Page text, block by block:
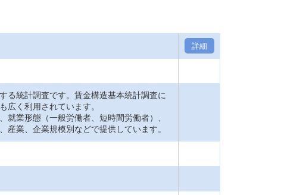
詳細
る統計調査です。賃金構造基本統計調査に
広く利用されています。
業形態（一般労働者、短時間労働者）、
業、企業規模別などで提供しています。